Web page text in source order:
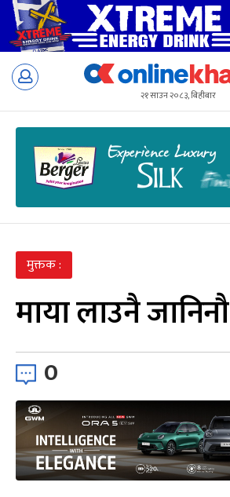
Skip
२१ साउन २०८३, बिहीबार
मुक्तक :
माया लाउनै जानिनौ
0